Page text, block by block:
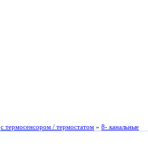
с термосенсором / термостатом » 8- канальные